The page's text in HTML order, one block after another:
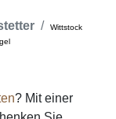
Wittstock
? Mit einer